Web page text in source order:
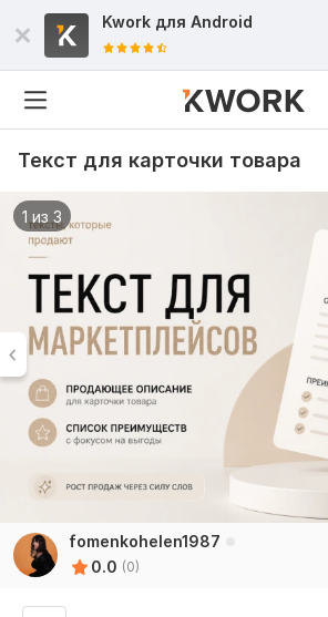
Kwork для Android
Текст для карточки товара
1 из 3
fomenkohelen1987
0.0 (0)